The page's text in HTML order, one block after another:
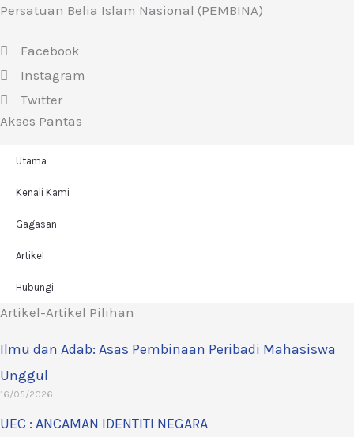
Persatuan Belia Islam Nasional (PEMBINA)
Facebook
Instagram
Twitter
Akses Pantas
Utama
Kenali Kami
Gagasan
Artikel
Hubungi
Artikel-Artikel Pilihan
Ilmu dan Adab: Asas Pembinaan Peribadi Mahasiswa
Unggul
16/05/2026
UEC : ANCAMAN IDENTITI NEGARA